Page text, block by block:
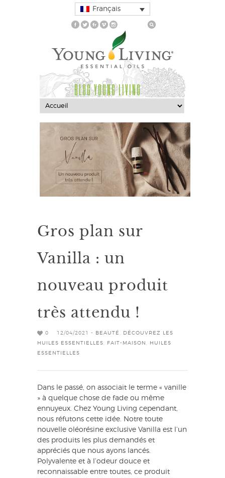
Français
BLOG YOUNG LIVING
Gros plan sur
Vanilla : un
nouveau produit
très attendu !
0 12/04/2021 - BEAUTÉ
DÉCOUVREZ LES
HUILES ESSENTIELLES
FAIT-MAISON
HUILES
ESSENTIELLES
Dans le passé, on associait le terme « vanille
» à quelque chose de fade ou même
ennuyeux. Chez Young Living cependant,
nous réfutons cette idée. Notre toute
nouvelle oléorésine exclusive Vanilla est l’un
des produits les plus demandés et
appréciés que nous ayons lancés.
Polyvalente et à l’odeur douce et
reconnaissable entre toutes, ce produit